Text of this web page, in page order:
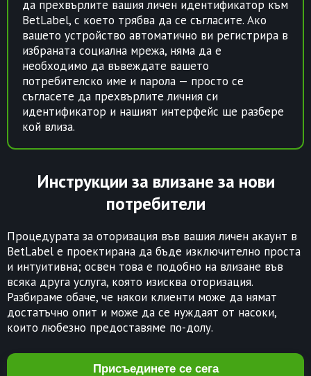
да прехвърлите вашия личен идентификатор към
BetLabel, с което трябва да се съгласите. Ако
вашето устройство автоматично ви регистрира в
избраната социална мрежа, няма да е
необходимо да въвеждате вашето
потребителско име и парола — просто се
съгласете да прехвърлите личния си
идентификатор и нашият интерфейс ще разбере
кой влиза.
Инструкции за влизане за нови
потребители
Процедурата за оторизация във вашия личен акаунт в
BetLabel е проектирана да бъде изключително проста
и интуитивна; освен това е подобно на влизане във
всяка друга услуга, която изисква оторизация.
Разбираме обаче, че някои клиенти може да нямат
достатъчно опит и може да се нуждаят от насоки,
които любезно предоставяме по-долу.
Присъединете се сега